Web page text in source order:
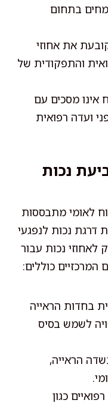
בתחום
את אחוזי
והתפקודית של
אינו מסכים עם
ועדה רפואית
נכות
לאומי מתבססות
דרגת נכות לנפגעי
נכות עבור
המרכזיים כוללים:
בחדות הראייה
לשמש בסיס
הראייה,
כגון